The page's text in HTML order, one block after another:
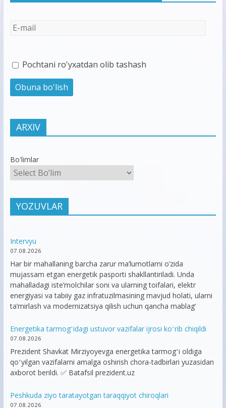
Pochtani ro'yxatdan olib tashash
ARXIV
Bo'limlar
YOZUVLAR
Intervyu
07.08.2026
Har bir mahallaning barcha zarur ma’lumotlarni o‘zida
mujassam etgan energetik pasporti shakllantiriladi. Unda
mahalladagi iste’molchilar soni va ularning toifalari, elektr
energiyasi va tabiiy gaz infratuzilmasining mavjud holati, ularni
ta’mirlash va modernizatsiya qilish uchun qancha mablag‘
Energetika tarmogʻidagi ustuvor vazifalar ijrosi koʻrib chiqildi
07.08.2026
Prezident Shavkat Mirziyoyevga energetika tarmogʻi oldiga
qoʻyilgan vazifalarni amalga oshirish chora-tadbirlari yuzasidan
axborot berildi. ✅ Batafsil prezident.uz
Peshkuda ziyo taratayotgan taraqqiyot chiroqlari
07.08.2026